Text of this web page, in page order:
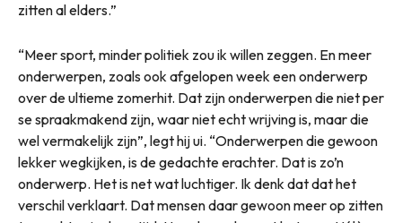
zitten al elders.”
“Meer sport, minder politiek zou ik willen zeggen. En meer
onderwerpen, zoals ook afgelopen week een onderwerp
over de ultieme zomerhit. Dat zijn onderwerpen die niet per
se spraakmakend zijn, waar niet echt wrijving is, maar die
wel vermakelijk zijn”, legt hij ui. “Onderwerpen die gewoon
lekker wegkijken, is de gedachte erachter. Dat is zo’n
onderwerp. Het is net wat luchtiger. Ik denk dat dat het
verschil verklaart. Dat mensen daar gewoon meer op zitten